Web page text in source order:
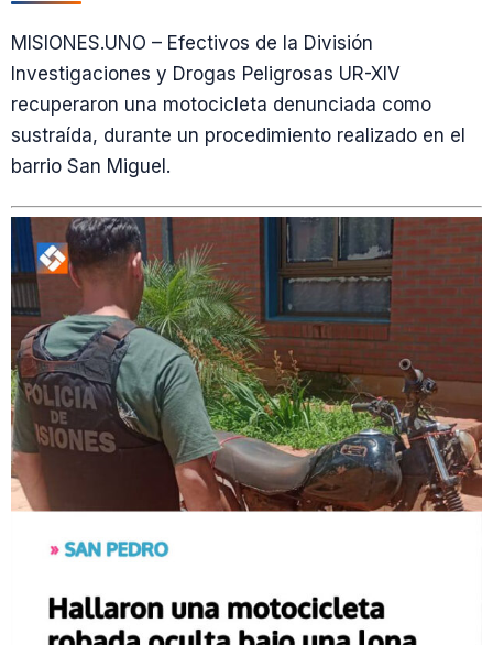
MISIONES.UNO – Efectivos de la División
Investigaciones y Drogas Peligrosas UR-XIV
recuperaron una motocicleta denunciada como
sustraída, durante un procedimiento realizado en el
barrio San Miguel.